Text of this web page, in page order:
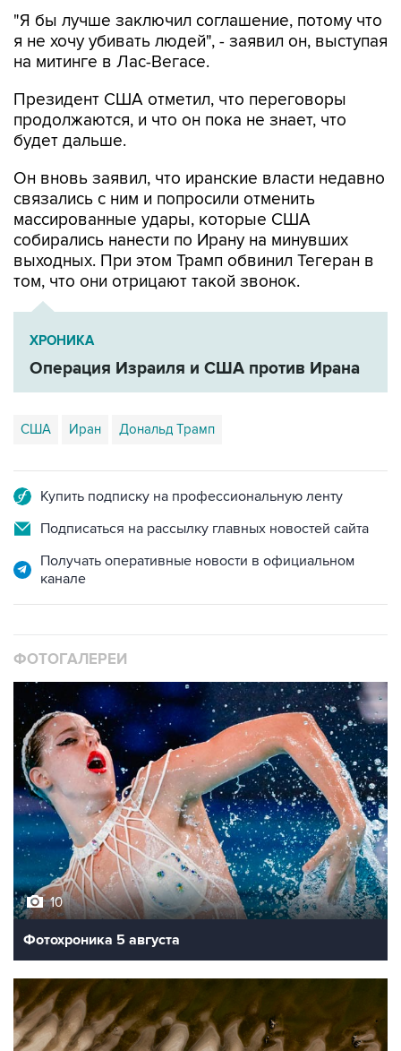
"Я бы лучше заключил соглашение, потому что
я не хочу убивать людей", - заявил он, выступая
на митинге в Лас-Вегасе.
Президент США отметил, что переговоры
продолжаются, и что он пока не знает, что
будет дальше.
Он вновь заявил, что иранские власти недавно
связались с ним и попросили отменить
массированные удары, которые США
собирались нанести по Ирану на минувших
выходных. При этом Трамп обвинил Тегеран в
том, что они отрицают такой звонок.
ХРОНИКА
Операция Израиля и США против Ирана
США Иран Дональд Трамп
Купить подписку на профессиональную ленту
Подписаться на рассылку главных новостей сайта
Получать оперативные новости в официальном
канале
ФОТОГАЛЕРЕИ
10
Фотохроника 5 августа